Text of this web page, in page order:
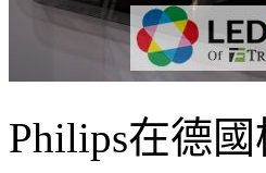
Philips在德